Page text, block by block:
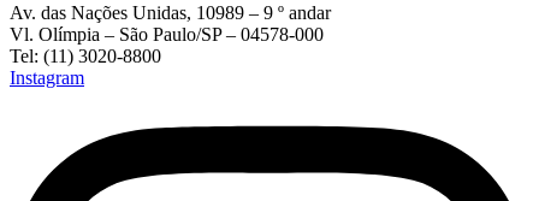
Av. das Nações Unidas, 10989 – 9 º andar
Vl. Olímpia – São Paulo/SP – 04578-000
Tel: (11) 3020-8800
Instagram